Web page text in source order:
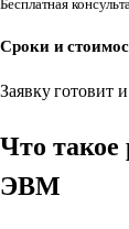
Бесплатная
Сроки и
Заявку готовит
Что такое
ЭВМ